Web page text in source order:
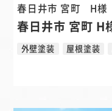
春日井市 宮町 H様
外壁塗装 屋根塗装